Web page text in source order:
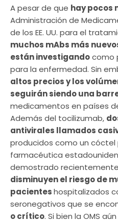
A pesar de que hay pocos
Administración de
de los EE. UU. para el
muchos mAbs más
están investigandocomo
para la enfermedad. Sin
altos precios y los
seguirán siendo una
medicamentos en países
Además del tocilizumab,
antivirales llamados
producidos como un cóctel
farmacéutica
demostrado
disminuyen el riesgo de
pacienteshospitalizados
seronegativos que se
o crítico. Si bien la OMS